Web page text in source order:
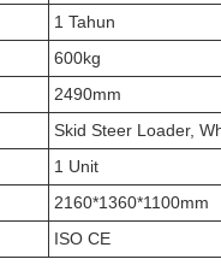
1 Tahun
600kg
2490mm
Skid Steer Loader,
1 Unit
2160*1360*1100mm
ISO CE